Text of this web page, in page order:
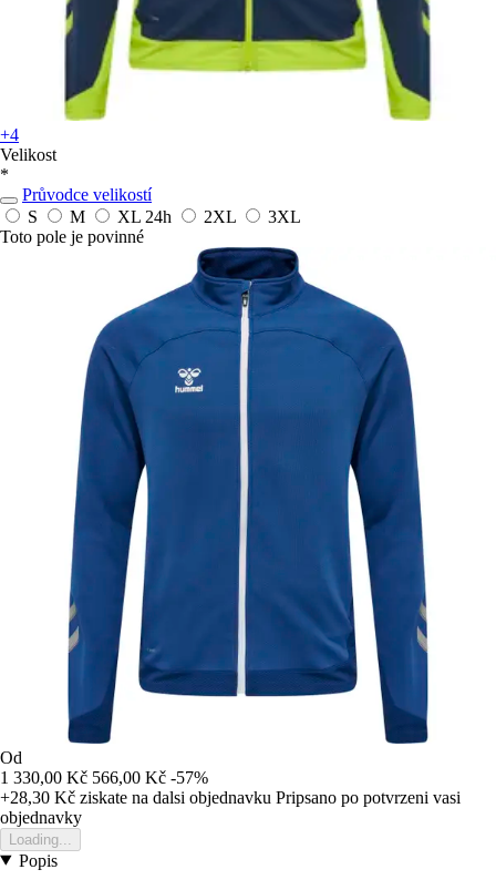
+4
Velikost
*
Průvodce velikostí
S
M XL 24h 2XL
3XL
Toto pole je povinné
Od
1 330,00 Kč 566,00 Kč -57%
+28,30 Kč ziskate na dalsi objednavku Pripsano po potvrzeni vasi
objednavky
Loading...
Popis